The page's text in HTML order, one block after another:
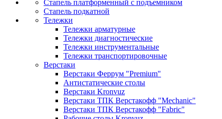
Стапель платформенный с подъемником
Стапель подкатной
Тележки
Тележки арматурные
Тележки диагностические
Тележки инструментальные
Тележки транспортировочные
Верстаки
Верстаки Феррум "Premium"
Антистатические столы
Верстаки Kronvuz
Верстаки ТПК Верстакофф "Mechanic"
Верстаки ТПК Верстакофф "Fabric"